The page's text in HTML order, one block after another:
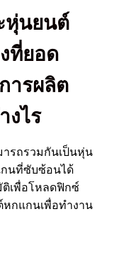
หุ่นยนต์
ที่ยอด
ารผลิต
งไร
ารถรวมกันเป็นหุ่น
กนที่ซับซ้อนได้
เพื่อโหลดฟิกซ์
หกแกนเพื่อทำงาน